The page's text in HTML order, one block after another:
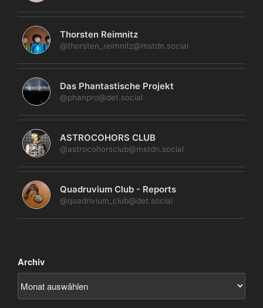
Thorsten Reimnitz
@thorsten_reimnitz@mstdn.social
Das Phantastische Projekt
@phanpro@det.social
ASTROCOHORS CLUB
@astrocohorsclub@mstdn.social
Quadruvium Club - Reports
@quadrivium_club@det.social
Archiv